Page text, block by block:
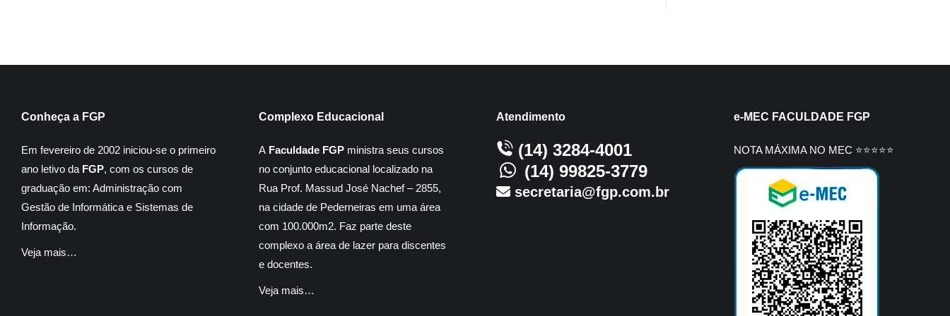
Conheça a FGP
Em fevereiro de 2002 iniciou-se o primeiro
ano letivo da FGP, com os cursos de
graduação em: Administração com
Gestão de Informática e Sistemas de
Informação.
Veja mais…
Complexo Educacional
A Faculdade FGP ministra seus cursos
no conjunto educacional localizado na
Rua Prof. Massud José Nachef – 2855,
na cidade de Pederneiras em uma área
com 100.000m2. Faz parte deste
complexo a área de lazer para discentes
e docentes.
Veja mais…
Atendimento
(14) 3284-4001
(14) 99825-3779
secretaria@fgp.com.br
e-MEC FACULDADE FGP
NOTA MÁXIMA NO MEC ⭐⭐⭐⭐⭐